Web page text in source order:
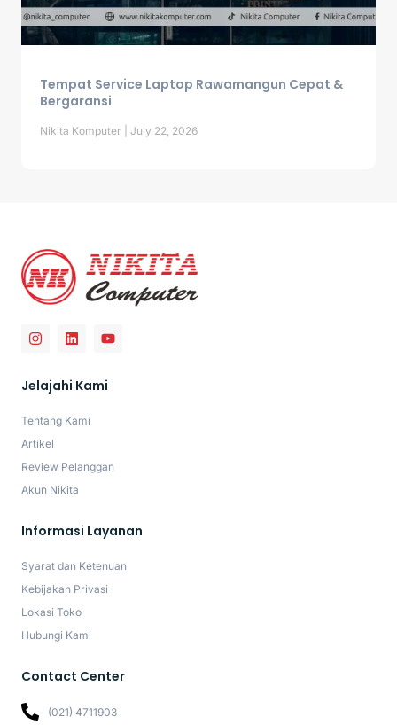
Tempat Service Laptop Rawamangun Cepat &
Bergaransi
Nikita Komputer July 22, 2026
Jelajahi Kami
Tentang Kami
Artikel
Review Pelanggan
Akun Nikita
Informasi Layanan
Syarat dan Ketenuan
Kebijakan Privasi
Lokasi Toko
Hubungi Kami
Contact Center
(021) 4711903